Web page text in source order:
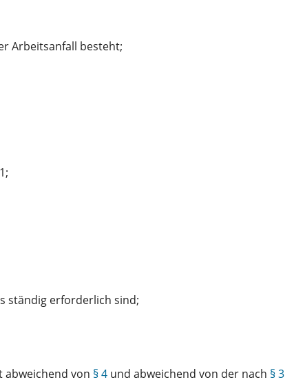
Arbeitsanfall besteht;
ständig erforderlich sind;
abweichend von § 4 und abweichend von der nach § 3